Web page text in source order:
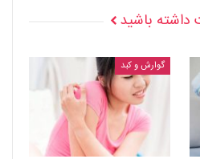
باشید
گوارش و کبد